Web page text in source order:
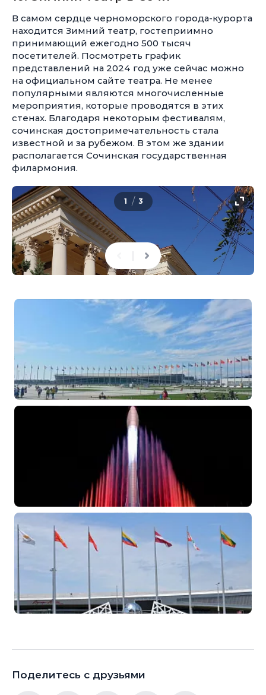
В самом сердце черноморского города-курорта
находится Зимний театр, гостеприимно
принимающий ежегодно 500 тысяч
посетителей. Посмотреть график
представлений на 2024 год уже сейчас можно
на официальном сайте театра. Не менее
популярными являются многочисленные
мероприятия, которые проводятся в этих
стенах. Благодаря некоторым фестивалям,
сочинская достопримечательность стала
известной и за рубежом. В этом же здании
располагается Сочинская государственная
филармония.
1 / 3
Поделитесь с друзьями